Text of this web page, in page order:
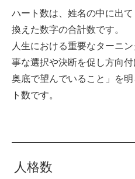
ハート数は、姓名の中に出
換えた数字の合計数です。
人生における重要なターニ
事な選択や決断を促し方向
奥底で望んでいること」を
ト数です。
人格数